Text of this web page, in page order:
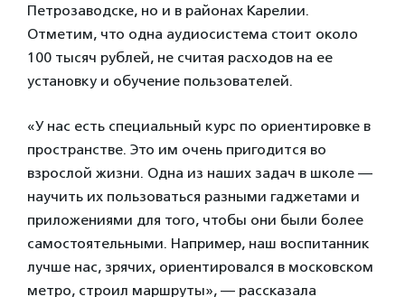
Петрозаводске, но и в районах Карелии.
Отметим, что одна аудиосистема стоит около
100 тысяч рублей, не считая расходов на ее
установку и обучение пользователей.
«У нас есть специальный курс по ориентировке в
пространстве. Это им очень пригодится во
взрослой жизни. Одна из наших задач в школе —
научить их пользоваться разными гаджетами и
приложениями для того, чтобы они были более
самостоятельными. Например, наш воспитанник
лучше нас, зрячих, ориентировался в московском
метро, строил маршруты», — рассказала